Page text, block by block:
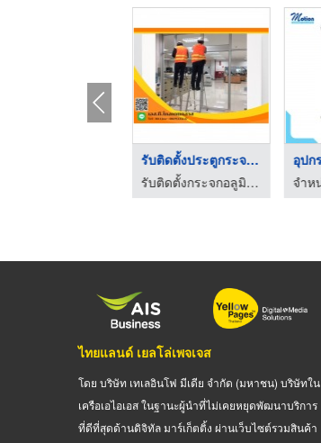
รับติดตั้งประตูกระจก ...
รับติดตั้งกระจกอลูมิเนียม - เอส ที โกลเดน กลาส
ไทยแลนด์ เยลโล่เพจเจส
โดย บริษัท เทเลอินโฟ มีเดีย จำกัด (มหาชน) บริษัทใน
เครือเอไอเอส ในฐานะผู้นำที่ไม่เคยหยุดพัฒนาบริการ
ที่ดีที่สุดด้านดิจิทัล มาร์เก็ตติ้ง ผ่านเว็บไซต์รวมสินค้า